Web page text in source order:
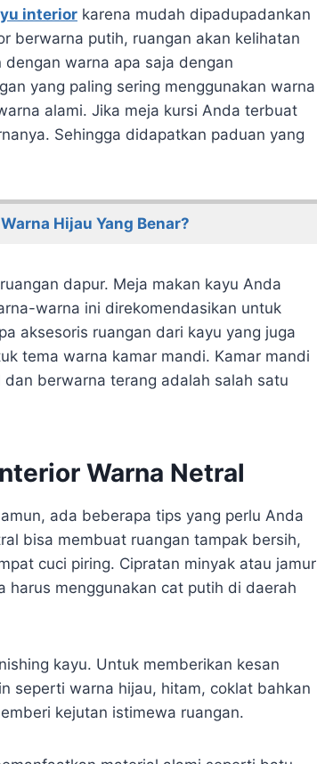
interior karena mudah dipadupadankan
berwarna putih, ruangan akan kelihatan
warna apa saja dengan
yang paling sering menggunakan warna
alami. Jika meja kursi Anda terbuat
Sehingga didapatkan paduan yang
Hijau Yang Benar?
dapur. Meja makan kayu Anda
warna ini direkomendasikan untuk
aksesoris ruangan dari kayu yang juga
tema warna kamar mandi. Kamar mandi
berwarna terang adalah salah satu
Warna Netral
ada beberapa tips yang perlu Anda
bisa membuat ruangan tampak bersih,
cuci piring. Cipratan minyak atau jamur
harus menggunakan cat putih di daerah
kayu. Untuk memberikan kesan
seperti warna hijau, hitam, coklat bahkan
kejutan istimewa ruangan.